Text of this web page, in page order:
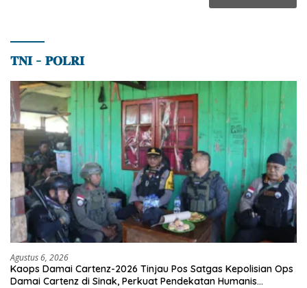
𝐓𝐍𝐈 – 𝐏𝐎𝐋𝐑𝐈
Agustus 6, 2026
Kaops Damai Cartenz-2026 Tinjau Pos Satgas Kepolisian Ops
Damai Cartenz di Sinak, Perkuat Pendekatan Humanis